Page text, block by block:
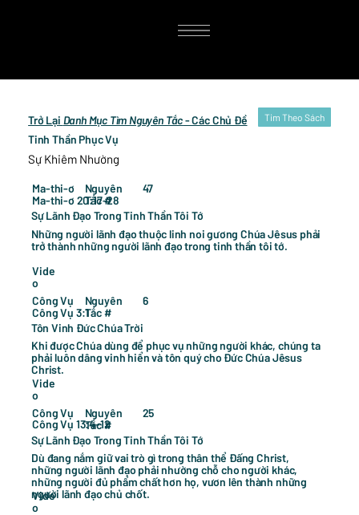
Tim Theo Sách
Trở Lại Danh Mục Tìm Nguyên Tắc- Các Chủ Đề
Tinh Thần Phục Vụ
Sự Khiêm Nhường
Ma-thi-ơ
Sự Lãnh Đạo Trong Tinh Thần Tôi Tớ
Ma-thi-ơ 20:17-28
Nguyên
Tắc #
47
Những người lãnh đạo thuộc linh noi gương Chúa Jêsus phải
trở thành những người lãnh đạo trong tinh thần tôi tớ.
Vide
o
Công Vụ
Tôn Vinh Đức Chúa Trời
Công Vụ 3:1
Nguyên
Tắc #
6
Khi được Chúa dùng để phục vụ những người khác, chúng ta
phải luôn dâng vinh hiển và tôn quý cho Đức Chúa Jêsus
Christ.
Vide
o
Công Vụ
Sự Lãnh Đạo Trong Tinh Thần Tôi Tớ
Công Vụ 13:4-12
Nguyên
Tắc #
25
Dù đang nắm giữ vai trò gì trong thân thể Đấng Christ,
những người lãnh đạo phải nhường chỗ cho người khác,
những người đủ phẩm chất hơn họ, vươn lên thành những
người lãnh đạo chủ chốt.
Vide
o